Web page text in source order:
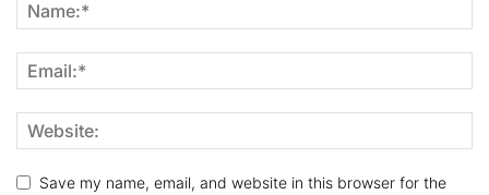
Save my name, email, and website in this browser for the